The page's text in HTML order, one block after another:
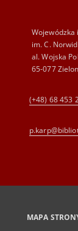
Wojewódzka
im. C.
al. Wojska
65-077
(+48) 68 453
MAPA